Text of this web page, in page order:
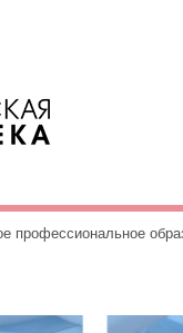
профессиональное